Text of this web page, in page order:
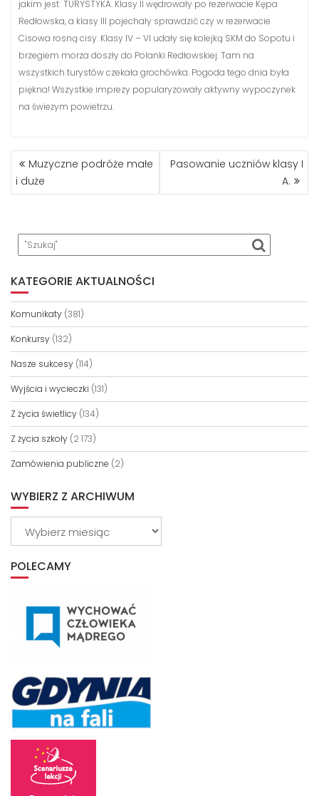
jakim jest TURYSTYKA. Klasy II wędrowały po rezerwacie Kępa
Redłowska, a klasy III pojechały sprawdzić czy w rezerwacie
Cisowa rosną cisy. Klasy IV – VI udały się kolejką SKM do Sopotu i
brzegiem morza doszły do Polanki Redłowskiej. Tam na
wszystkich turystów czekała grochówka. Pogoda tego dnia była
piękna! Wszystkie imprezy popularyzowały aktywny wypoczynek
na świeżym powietrzu.
NAWIGACJA
WPISU
Muzyczne podróże małe
i duże
Pasowanie uczniów klasy I
A.
KATEGORIE AKTUALNOŚCI
Komunikaty (381)
Konkursy (132)
Nasze sukcesy (114)
Wyjścia i wycieczki (131)
Z życia świetlicy (134)
Z życia szkoły (2 173)
Zamówienia publiczne (2)
WYBIERZ Z ARCHIWUM
POLECAMY